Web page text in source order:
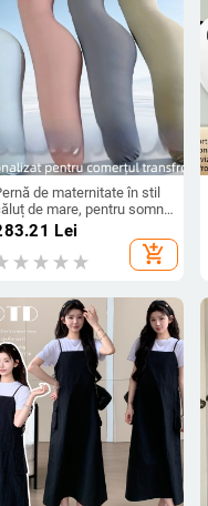
de maternitate în stil
de mare, pentru somn
o parte, sprijin pentru talie
picioarelor
Lei
add_shopping_cart